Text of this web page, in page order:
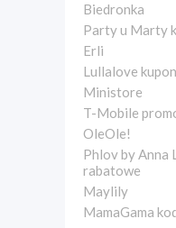
Biedronka
Party u Marty
Erli
Lullalove
Ministore
T-Mobile
OleOle!
Phlov by Anna
rabatowe
Maylily
MamaGama